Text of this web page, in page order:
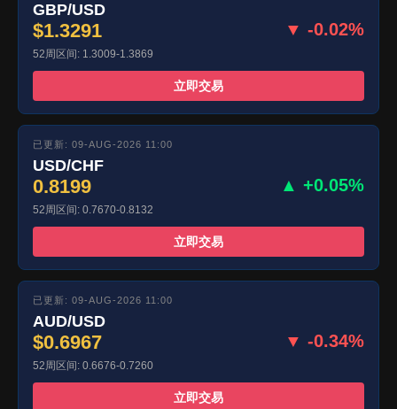
GBP/USD
$1.3291 ▼ -0.02%
52周区间: 1.3009-1.3869
立即交易
已更新: 09-AUG-2026 11:00
USD/CHF
0.8199 ▲ +0.05%
52周区间: 0.7670-0.8132
立即交易
已更新: 09-AUG-2026 11:00
AUD/USD
$0.6967 ▼ -0.34%
52周区间: 0.6676-0.7260
立即交易